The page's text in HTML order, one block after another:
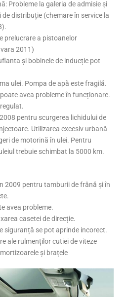
Probleme la galeria de admisie și
de distribuție (chemare în service la
prelucrare a pistoanelor
2011)
și bobinele de inducție pot
ulei. Pompa de apă este fragilă.
avea probleme în funcționare.
pentru scurgerea lichidului de
Utilizarea excesiv urbană
de motorină în ulei. Pentru
trebuie schimbat la 5000 km.
2009 pentru tamburii de frână și în
avea probleme.
casetei de direcție.
siguranță se pot aprinde incorect.
ale rulmenților cutiei de viteze
și brațele